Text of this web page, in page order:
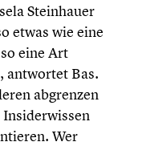
Stein­hauer
etwas wie eine
eine Art
antwortet Bas.
abgrenzen
Wer